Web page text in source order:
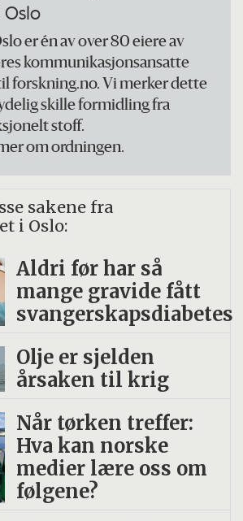
er én av over 80 eiere av
kommunikasjonsansatte
forskning.no. Vi merker dette
skille formidling fra
stoff.
om ordningen.
sakene fra
i Oslo:
Aldri før har så
mange gravide fått
svangerskapsdiabetes
Olje er sjelden
årsaken til krig
Når tørken treffer:
Hva kan norske
medier lære oss om
følgene?